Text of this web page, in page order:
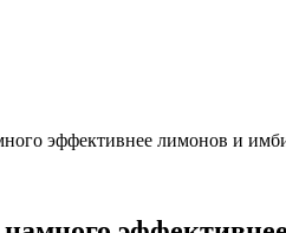
эффективнее лимонов и